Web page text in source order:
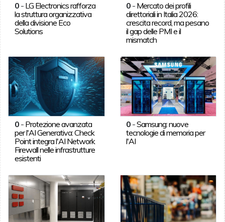
0- LG Electronics rafforza
la struttura organizzativa
della divisione Eco
Solutions
0 - Mercato dei profili
direttoriali in Italia 2026:
crescita record, ma pesano
il gap delle PMI e il
mismatch
0- Protezione avanzata
per l'AI Generativa: Check
Point integra l'AI Network
Firewall nelle infrastrutture
esistenti
0 -Samsung: nuove
tecnologie di memoria per
l'AI